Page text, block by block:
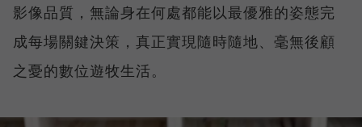
影像品質，無論身在何處都能以最優雅的姿態完
成每場關鍵決策，真正實現隨時隨地、毫無後顧
之憂的數位遊牧生活。